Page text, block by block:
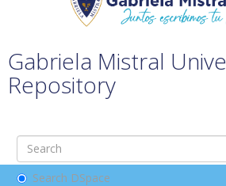
Gabriela Mistral
Repository
Search DSpace